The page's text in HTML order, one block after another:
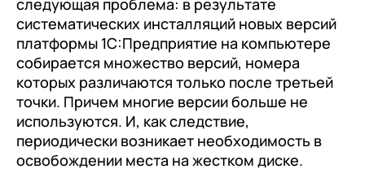
следующая проблема: в результате
систематических инсталляций новых версий
платформы 1С:Предприятие на компьютере
собирается множество версий, номера
которых различаются только после третьей
точки. Причем многие версии больше не
используются. И, как следствие,
периодически возникает необходимость в
освобождении места на жестком диске.
Переход с Terrasoft CRM на 1С:CRM или
1С-Битрикс 24
документооборот (КЭДО)
1С:Кабинет сотрудника
Внутренний документооборот (СЭД)
1С:Документооборот 8
Управление финансами (FRP)
1С:Управление холдингом
Прочие отрасли
Контакты
Релокация
Грейды
Истории успеха
Отзывы сотрудников